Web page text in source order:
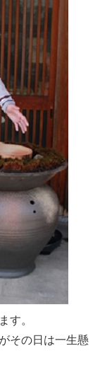
す。
その日は一生懸